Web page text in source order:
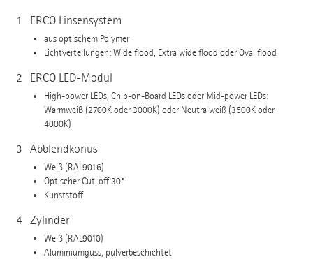
1 ERCO Linsensystem
aus optischem Polymer
Lichtverteilungen: Wide flood, Extra wide flood oder Oval flood
2 ERCO LED-Modul
High-power LEDs, Chip-on-Board LEDs oder Mid-power LEDs:
Warmweiß (2700K oder 3000K) oder Neutralweiß (3500K oder
4000K)
3 Abblendkonus
Weiß (RAL9016)
Optischer Cut-off 30°
Kunststoff
4 Zylinder
Weiß (RAL9010)
Aluminiumguss, pulverbeschichtet